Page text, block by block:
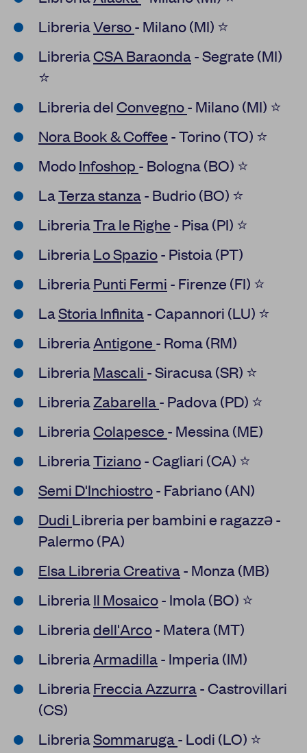
LibreriaVerso- Milano (MI) ⭐
LibreriaCSA Baraonda- Segrate (MI)
⭐
Libreria delConvegno- Milano (MI) ⭐
Nora Book & Coffee - Torino (TO) ⭐
ModoInfoshop - Bologna (BO) ⭐
LaTerza stanza- Budrio (BO) ⭐
LibreriaTra le Righe - Pisa (PI) ⭐
LibreriaLo Spazio- Pistoia (PT)
LibreriaPunti Fermi - Firenze (FI) ⭐
LaStoria Infinita- Capannori (LU) ⭐
LibreriaAntigone - Roma (RM)
LibreriaMascali - Siracusa (SR) ⭐
LibreriaZabarella- Padova (PD) ⭐
LibreriaColapesce - Messina (ME)
LibreriaTiziano- Cagliari (CA) ⭐
Semi D'Inchiostro- Fabriano (AN)
Dudi Libreria per bambini e ragazzə -
Palermo (PA)
Elsa Libreria Creativa- Monza (MB)
LibreriaIl Mosaico- Imola (BO) ⭐
Libreriadell'Arco- Matera (MT)
LibreriaArmadilla- Imperia (IM)
LibreriaFreccia Azzurra- Castrovillari
(CS)
LibreriaSommaruga- Lodi (LO) ⭐